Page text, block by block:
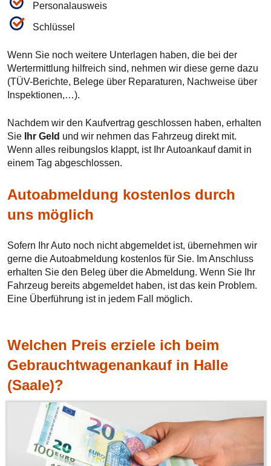
Personalausweis
Schlüssel
Wenn Sie noch weitere Unterlagen haben, die bei der
Wertermittlung hilfreich sind, nehmen wir diese gerne dazu
(TÜV-Berichte, Belege über Reparaturen, Nachweise über
Inspektionen,…).
Nachdem wir den Kaufvertrag geschlossen haben, erhalten
Sie
Ihr Geld und wir nehmen das Fahrzeug direkt mit.
Wenn alles reibungslos klappt, ist Ihr Autoankauf damit in
einem Tag abgeschlossen.
Autoabmeldung kostenlos durch
uns möglich
Sofern Ihr Auto noch nicht abgemeldet ist, übernehmen wir
gerne die Autoabmeldung kostenlos für Sie. Im Anschluss
erhalten Sie den Beleg über die Abmeldung. Wenn Sie Ihr
Fahrzeug bereits abgemeldet haben, ist das kein Problem.
Eine Überführung ist in jedem Fall möglich.
Welchen Preis erziele ich beim
Gebrauchtwagenankauf in Halle
(Saale)?